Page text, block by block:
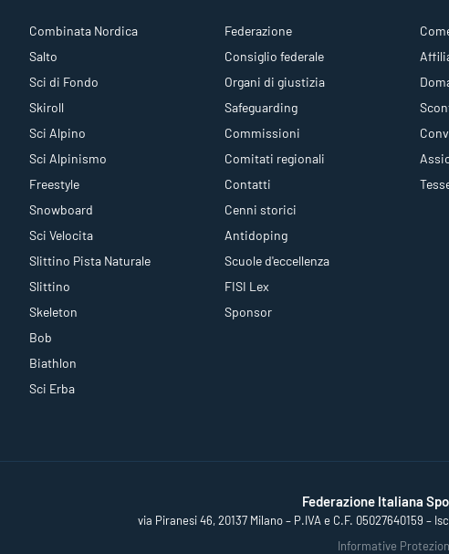
Combinata Nordica
Salto
Sci di Fondo
Skiroll
Sci Alpino
Sci Alpinismo
Freestyle
Snowboard
Sci Velocita
Slittino Pista Naturale
Slittino
Skeleton
Bob
Biathlon
Sci Erba
Federazione
Consiglio federale
Organi di giustizia
Safeguarding
Commissioni
Comitati regionali
Contatti
Cenni storici
Antidoping
Scuole d'eccellenza
FISI Lex
Sponsor
Federazione Italiana
via Piranesi 46, 20137 Milano – P.IVA e C.F. 05027640159 –
Informative